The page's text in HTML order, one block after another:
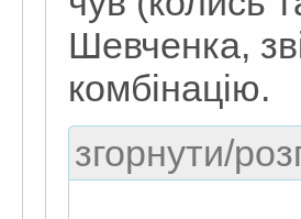
Шевченка,
комбінацію.
згорнути/